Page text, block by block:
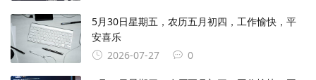
5月30日星期五，农历五月初四，工作愉快，平
安喜乐
2026-07-27
0